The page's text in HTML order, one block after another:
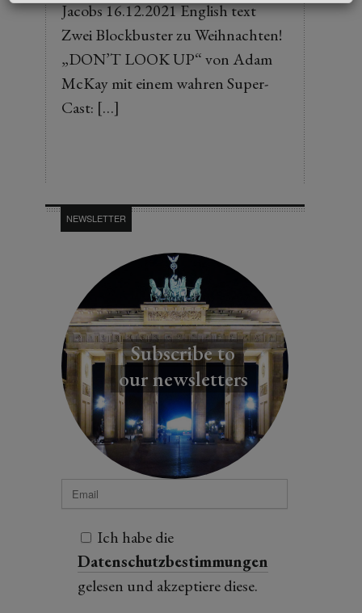
Jacobs 16.12.2021 English text
Zwei Blockbuster zu Weihnachten!
„DON’T LOOK UP“ von Adam
McKay mit einem wahren Super-
Cast: […]
NEWSLETTER
Subscribe to
our newsletters
Ich habe die
Datenschutzbestimmungen
gelesen und akzeptiere diese.